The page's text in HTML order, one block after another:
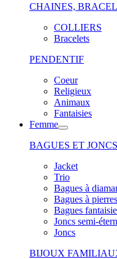
CHAINES,
COLLIERS
Bracelets
PENDENTIF
Coeur
Religieux
Animaux
Fantaisies
Femme
BAGUES ET JONCS
Jacket
Trio
Bagues à
Bagues à
Bagues
Joncs semi-
Joncs
BIJOUX